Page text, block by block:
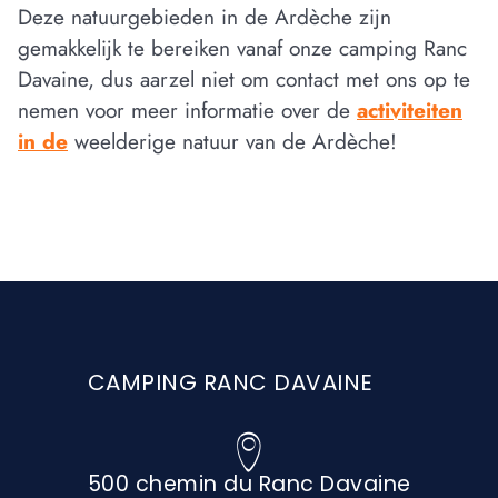
Deze natuurgebieden in de Ardèche zijn
gemakkelijk te bereiken vanaf onze camping Ranc
Davaine, dus aarzel niet om contact met ons op te
nemen voor meer informatie over de activiteiten
in de weelderige natuur van de Ardèche!
CAMPING RANC DAVAINE
500 chemin du Ranc Davaine